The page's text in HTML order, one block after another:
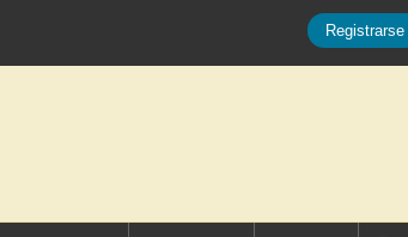
Registrarse